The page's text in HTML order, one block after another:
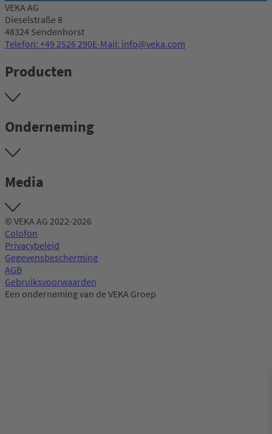
VEKA AG
Dieselstraße 8
48324 Sendenhorst
Telefon: +49 2526 290E-Mail: info@veka.com
Producten
Onderneming
Media
© VEKA AG 2022-2026
Colofon
Privacybeleid
Gegevensbescherming
AGB
Gebruiksvoorwaarden
Een onderneming van de VEKA Groep